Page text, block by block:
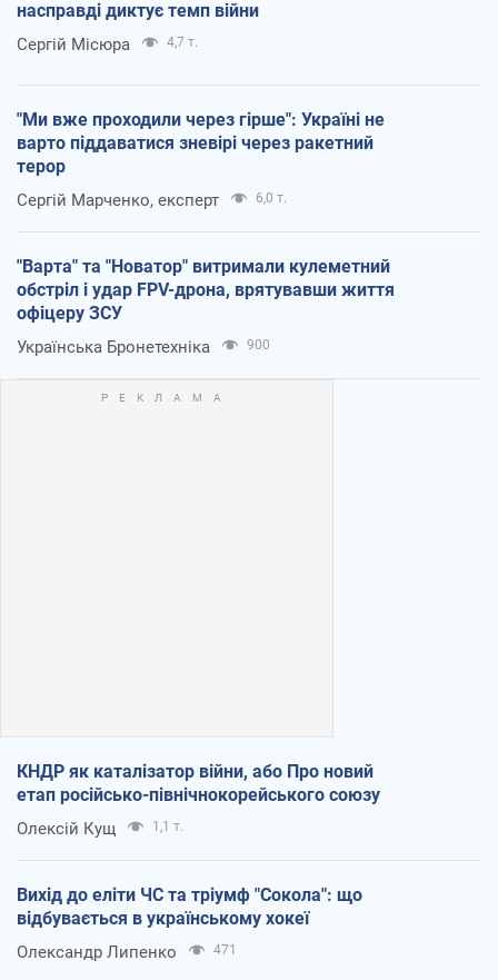
насправді диктує темп війни
Сергій Місюра 4,7 т.
"Ми вже проходили через гірше": Україні не
варто піддаватися зневірі через ракетний
терор
Сергій Марченко, експерт 6,0 т.
"Варта" та "Новатор" витримали кулеметний
обстріл і удар FPV-дрона, врятувавши життя
офіцеру ЗСУ
Українська Бронетехніка 900
КНДР як каталізатор війни, або Про новий
етап російсько-північнокорейського союзу
Олексій Кущ 1,1 т.
Вихід до еліти ЧС та тріумф "Сокола": що
відбувається в українському хокеї
Олександр Липенко 471